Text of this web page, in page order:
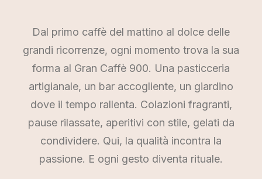
Dal primo caffè del mattino al dolce delle
grandi ricorrenze, ogni momento trova la sua
forma al Gran Caffè 900. Una pasticceria
artigianale, un bar accogliente, un giardino
dove il tempo rallenta. Colazioni fragranti,
pause rilassate, aperitivi con stile, gelati da
condividere. Qui, la qualità incontra la
passione. E ogni gesto diventa rituale.